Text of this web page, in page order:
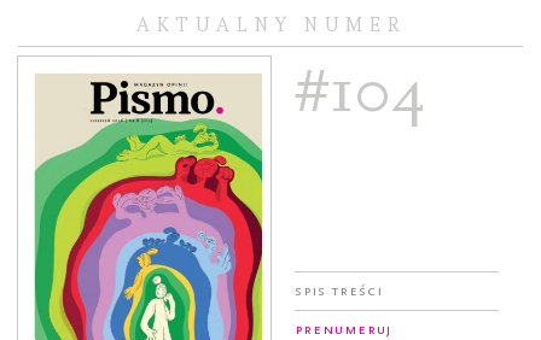
AKTUALNY NUMER
#104
Spis treści
Prenumeruj